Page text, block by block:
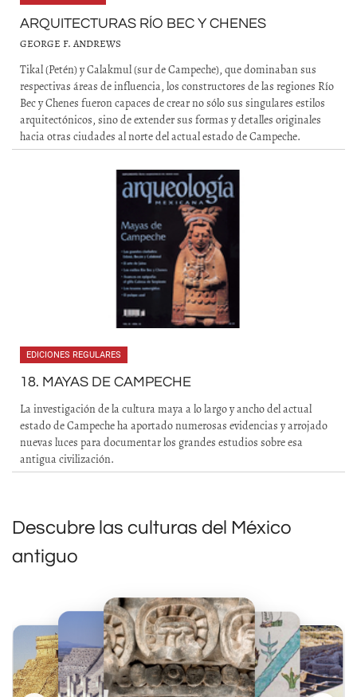
ARQUITECTURAS RÍO BEC Y CHENES
GEORGE F. ANDREWS
Tikal (Petén) y Calakmul (sur de Campeche), que dominaban sus
respectivas áreas de influencia, los constructores de las regiones Río
Bec y Chenes fueron capaces de crear no sólo sus singulares estilos
arquitectónicos, sino de extender sus formas y detalles originales
hacia otras ciudades al norte del actual estado de Campeche.
EDICIONES REGULARES
18. MAYAS DE CAMPECHE
La investigación de la cultura maya a lo largo y ancho del actual
estado de Campeche ha aportado numerosas evidencias y arrojado
nuevas luces para documentar los grandes estudios sobre esa
antigua civilización.
Descubre las culturas del México
antiguo